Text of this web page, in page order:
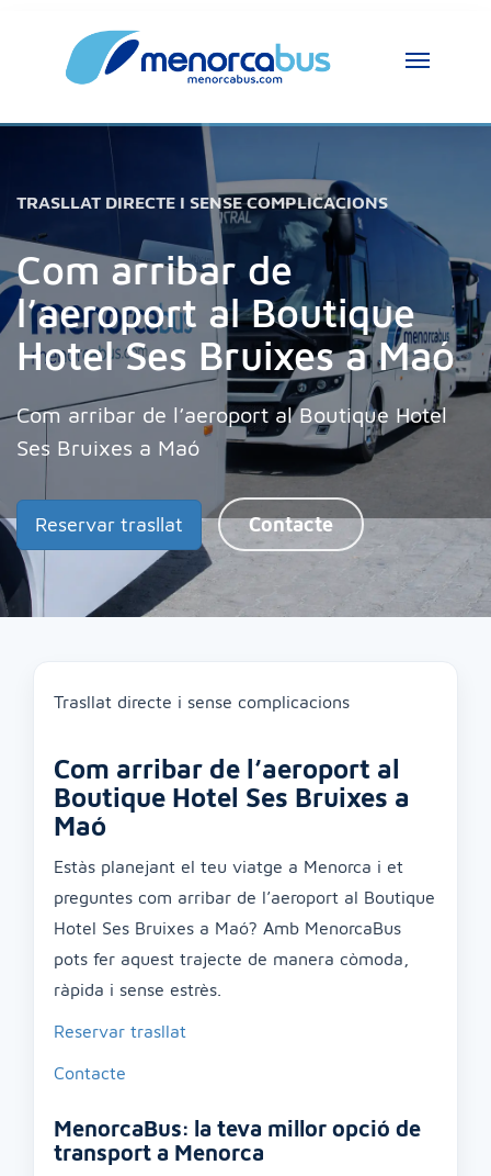
TRASLLAT DIRECTE I SENSE COMPLICACIONS
Com arribar de
l’aeroport al Boutique
Hotel Ses Bruixes a Maó
Com arribar de l’aeroport al Boutique Hotel
Ses Bruixes a Maó
Reservar trasllat Contacte
Trasllat directe i sense complicacions
Com arribar de l’aeroport al
Boutique Hotel Ses Bruixes a
Maó
Estàs planejant el teu viatge a Menorca i et
preguntes com arribar de l’aeroport al Boutique
Hotel Ses Bruixes a Maó? Amb MenorcaBus
pots fer aquest trajecte de manera còmoda,
ràpida i sense estrès.
Reservar trasllat
Contacte
MenorcaBus: la teva millor opció de
transport a Menorca
Hola, soc l’assistent de MenorcaBus. En què
et puc ajudar?